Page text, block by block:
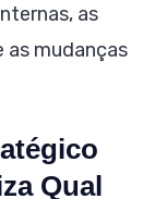
as
mudanças
Qual